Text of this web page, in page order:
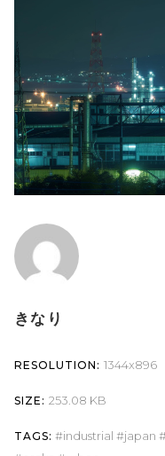
きなり
RESOLUTION: 1344x896
SIZE: 253.08 KB
TAGS: industrial japan